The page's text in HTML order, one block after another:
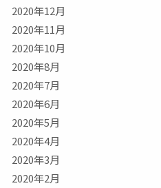
2020年12月
2020年11月
2020年10月
2020年8月
2020年7月
2020年6月
2020年5月
2020年4月
2020年3月
2020年2月